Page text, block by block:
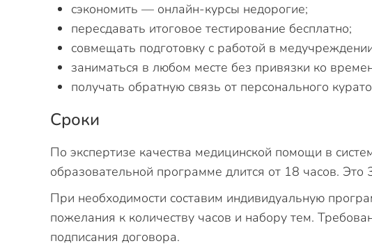
сэкономить — онлайн-курсы недорогие;
пересдавать итоговое тестирование бесплатно;
совмещать подготовку с работой в
заниматься в любом месте без привязки ко
получать обратную связь от персонального
Сроки
По экспертизе качества медицинской помощи в
образовательной программе длится от 18 часов. Это
При необходимости составим индивидуальную
пожелания к количеству часов и набору тем.
подписания договора.